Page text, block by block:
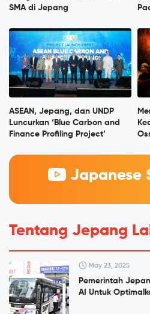
SMA di Jepang
ASEAN, Jepang, dan UNDP
Luncurkan ‘Blue Carbon and
Finance Profiling Project’
Japanese
Tentang Jepang
May 23, 2025
Pemerintah
AI Untuk